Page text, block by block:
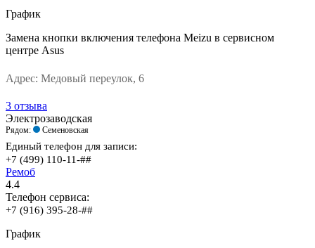
График
Замена кнопки включения телефона Meizu в сервисном
центре Asus
Адрес: Медовый переулок, 6
3 отзыва
Электрозаводская
Рядом: Семеновская
Единый телефон для записи:
+7 (499) 110-11-##
Ремоб
4.4
Телефон сервиса:
+7 (916) 395-28-##
График